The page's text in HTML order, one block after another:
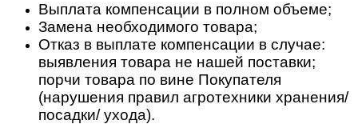
Выплата компенсации в полном объеме;
Замена необходимого товара;
Отказ в выплате компенсации в случае:
выявления товара не нашей поставки;
порчи товара по вине Покупателя
(нарушения правил агротехники хранения/
посадки/ ухода).